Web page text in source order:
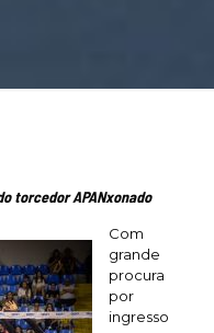
torcedor APANxonado
Com
grande
procura
por
ingresso